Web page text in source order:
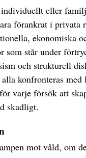
eller
förankrat i privata
ekonomiska
står under
och strukturell
konfronteras med
varje försök att
skadligt.
mot våld, om